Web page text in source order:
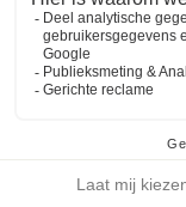
vakantiehuisjes in
bergen of in een
vakantiehuis in
ruimte en privacy of
Boek in Aquitanië